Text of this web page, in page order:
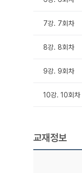
7강. 7회차
8강. 8회차
9강. 9회차
10강. 10회
교재정보